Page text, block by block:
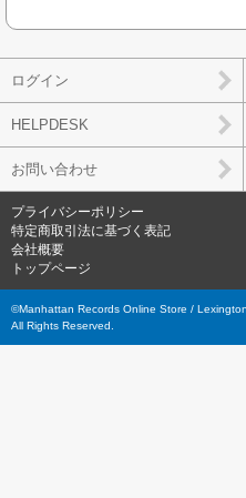
ログイン
HELPDESK
お問い合わせ
プライバシーポリシー
特定商取引法に基づく表記
会社概要
トップページ
©Manhattan Records Online Store /
All Rights Reserved.